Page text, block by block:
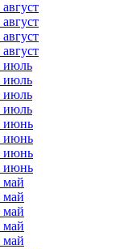
июль
июль
июль
июль
июнь
июнь
июнь
июнь
май
май
май
май
май